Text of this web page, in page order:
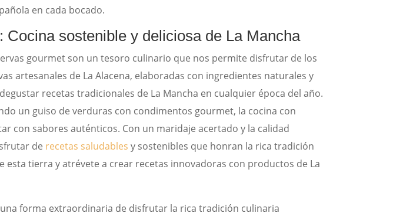
en cada bocado.
sostenible y deliciosa de La Mancha
gourmet son un tesoro culinario que nos permite disfrutar de los
artesanales de La Alacena, elaboradas con ingredientes naturales y
recetas tradicionales de La Mancha en cualquier época del año.
un guiso de verduras con condimentos gourmet, la cocina con
con sabores auténticos. Con un maridaje acertado y la calidad
de recetas saludables y sostenibles que honran la rica tradición
tierra y atrévete a crear recetas innovadoras con productos de La
forma extraordinaria de disfrutar la rica tradición culinaria